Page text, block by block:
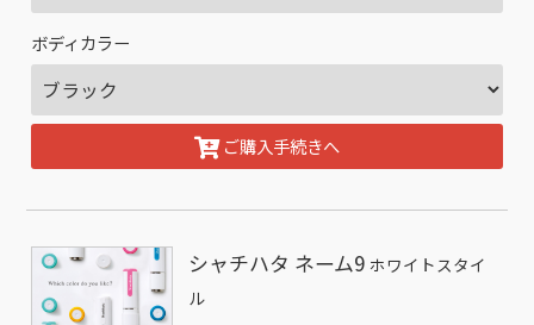
ボディカラー
ご購入手続きへ
シャチハタ ネーム9 ホワイトスタイ
ル